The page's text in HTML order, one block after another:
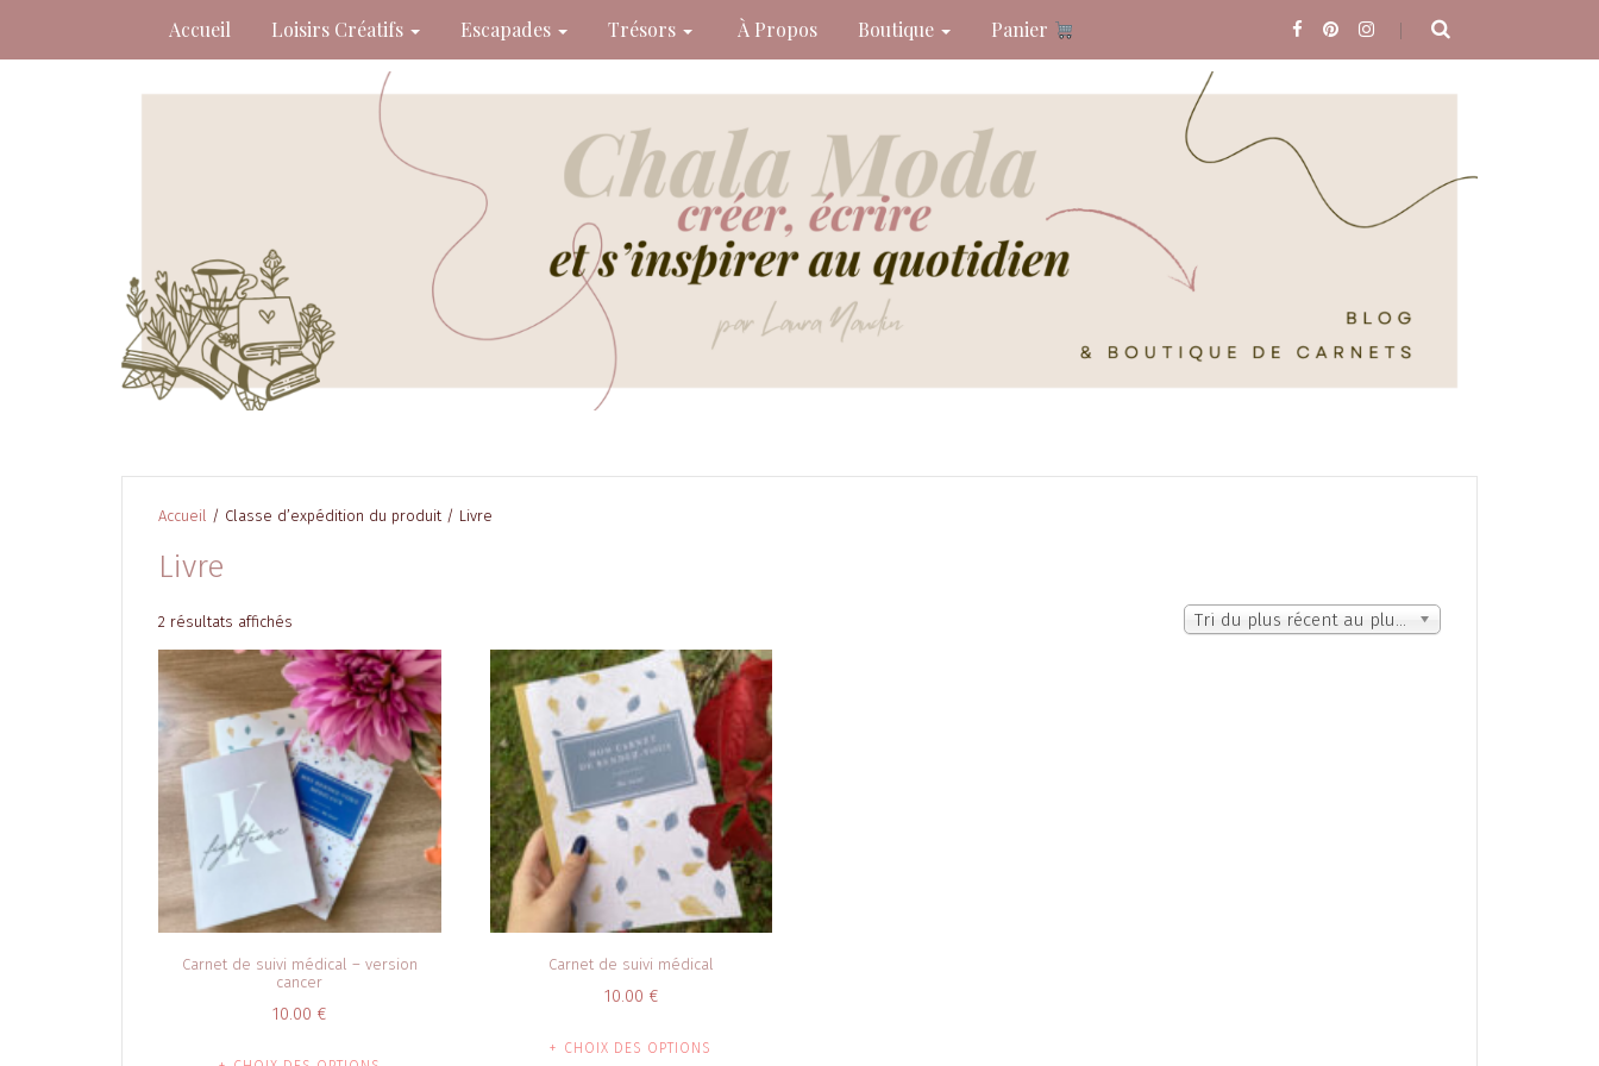
Accueil Loisirs Créatifs Escapades Trésors À Propos Boutique Panier
Accueil / Classe d’expédition du produit / Livre
Livre
2 résultats affichés
du
plus
récent
au
plus
ancien
Tri du plus récent au plus ancien
Carnet de suivi médical – version
cancer
10.00 €
Carnet de suivi médical
10.00 €
CHOIX DES OPTIONS